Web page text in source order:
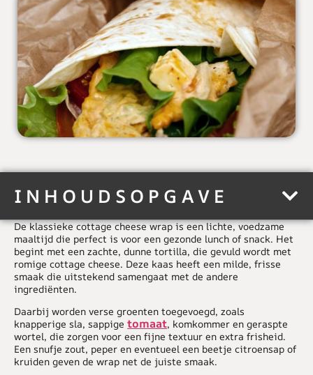
INHOUDSOPGAVE
Deklassieke cottage cheese wrapis een lichte, voedzame
maaltijd die perfect is voor een gezonde lunch of snack. Het
begint met een zachte, dunne tortilla, die gevuld wordt met
romige cottage cheese. Deze kaas heeft een milde, frisse
smaak die uitstekend samengaat met de andere
ingrediënten.
Daarbij worden verse groenten toegevoegd, zoals
knapperige sla, sappige tomaat, komkommer en geraspte
wortel, die zorgen voor een fijne textuur en extra frisheid.
Een snufje zout, peper en eventueel een beetje citroensap of
kruiden geven de wrap net de juiste smaak.